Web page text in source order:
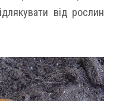
від рослин